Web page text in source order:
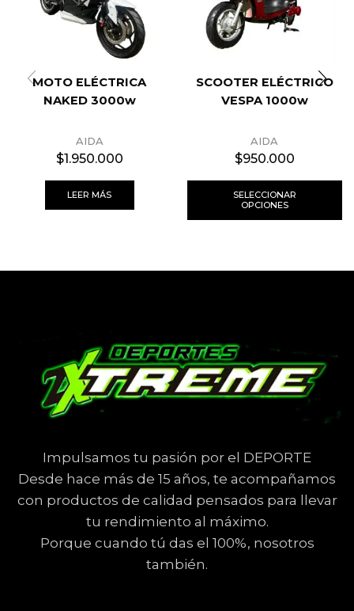
MOTO ELÉCTRICA
NAKED 3000w
AIDA
$1.950.000
LEER MÁS
SCOOTER ELÉCTRICO
VESPA 1000w
AIDA
$950.000
SELECCIONAR
OPCIONES
Impulsamos tu pasión por el DEPORTE
Desde hace más de 15 años, te acompañamos
con productos de calidad pensados para llevar
tu rendimiento al máximo.
Porque cuando tú das el 100%, nosotros
también.